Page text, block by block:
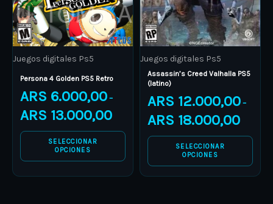
Juegos digitales Ps5
Persona 4 Golden PS5 Retro
ARS 6.000,00 –
ARS 13.000,00
SELECCIONAR
OPCIONES
options
may
be
chosen
on
the
product
page
Juegos digitales Ps5
Assassin’s Creed Valhalla PS5
(latino)
ARS 12.000,00 –
ARS 18.000,00
SELECCIONAR
OPCIONES
options
may
be
chosen
on
the
product